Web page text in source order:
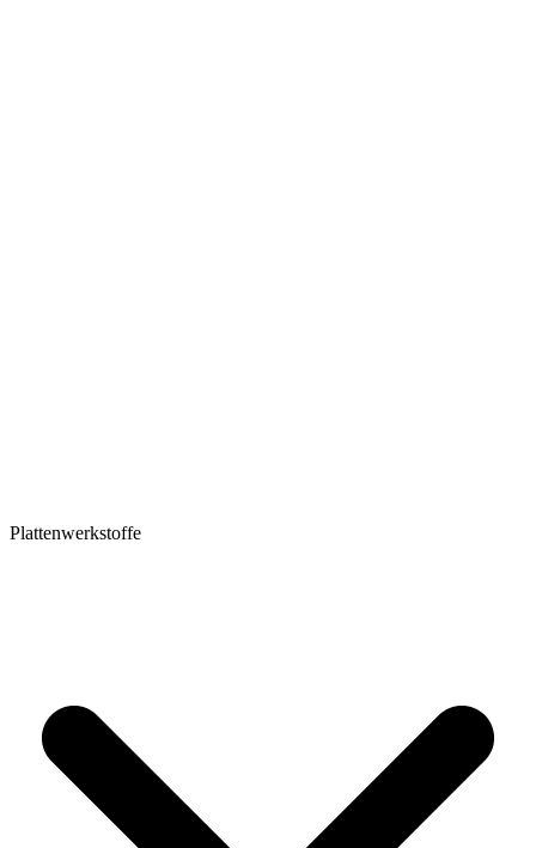
Plattenwerkstoffe